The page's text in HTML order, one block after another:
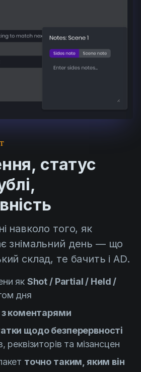
статус
навколо того, як
знімальний день — що
склад, те бачить і AD.
як Shot / Partial / Held /
дня
з коментарями
щодо безперервності
реквізиторів та мізансцен
точно таким, яким він